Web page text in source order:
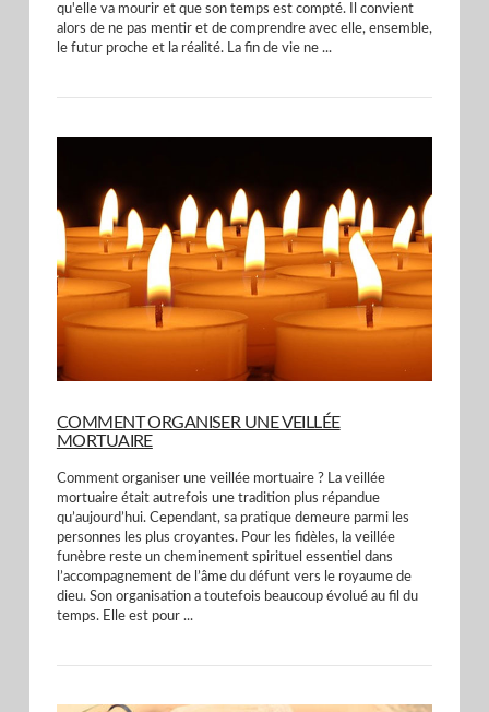
VIEW POST
qu'elle va mourir et que son temps est compté. Il convient
alors de ne pas mentir et de comprendre avec elle, ensemble,
le futur proche et la réalité. La fin de vie ne ...
COMMENT ORGANISER UNE VEILLÉE
MORTUAIRE
Comment organiser une veillée mortuaire ? La veillée
mortuaire était autrefois une tradition plus répandue
qu’aujourd’hui. Cependant, sa pratique demeure parmi les
personnes les plus croyantes. Pour les fidèles, la veillée
funèbre reste un cheminement spirituel essentiel dans
l’accompagnement de l’âme du défunt vers le royaume de
dieu. Son organisation a toutefois beaucoup évolué au fil du
temps. Elle est pour ...